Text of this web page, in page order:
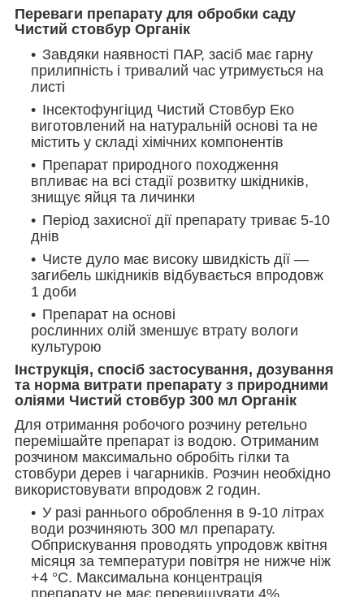
Переваги препарату для обробки саду
Чистий стовбур Органік
Завдяки наявності ПАР, засіб має гарну
прилипність і тривалий час утримується на
листі
Інсектофунгіцид Чистий Стовбур Еко
виготовлений на натуральній основі та не
містить у складі хімічних компонентів
Препарат природного походження
впливає на всі стадії розвитку шкідників,
знищує яйця та личинки
Період захисної дії препарату триває 5-10
днів
Чисте дуло має високу швидкість дії —
загибель шкідників відбувається впродовж
1 доби
Препарат на основі
рослинних олій зменшує втрату вологи
культурою
Інструкція, спосіб застосування, дозування
та норма витрати препарату з природними
оліями Чистий стовбур 300 мл Органік
Для отримання робочого розчину ретельно
перемішайте препарат із водою. Отриманим
розчином максимально обробіть гілки та
стовбури дерев і чагарників. Розчин необхідно
використовувати впродовж 2 годин.
У разі раннього оброблення в 9-10 літрах
води розчиняють 300 мл препарату.
Обприскування проводять упродовж квітня
місяця за температури повітря не нижче ніж
+4 °C. Максимальна концентрація